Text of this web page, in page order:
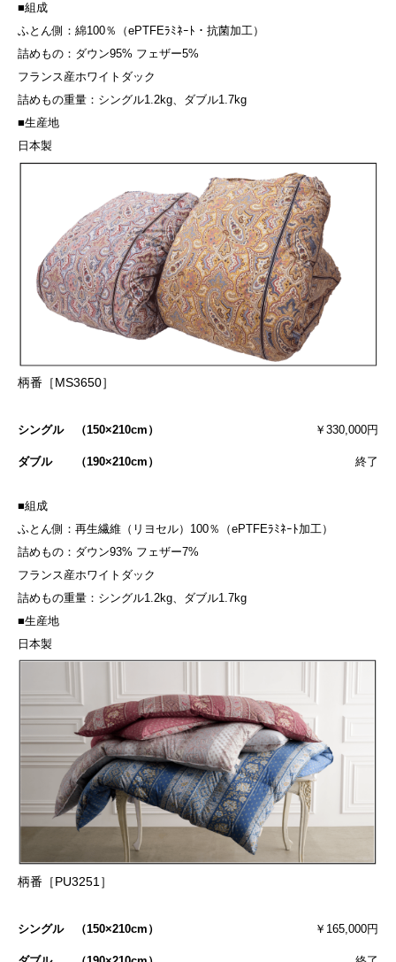
■組成
ふとん側：綿100％（ePTFEﾗﾐﾈｰﾄ・抗菌加工）
詰めもの：ダウン95% フェザー5%
フランス産ホワイトダック
詰めもの重量：シングル1.2kg、ダブル1.7kg
■生産地
日本製
柄番［MS3650］
シングル （150×210cm） ￥330,000円
ダブル （190×210cm） 終了
■組成
ふとん側：再生繊維（リヨセル）100％（ePTFEﾗﾐﾈｰﾄ加工）
詰めもの：ダウン93% フェザー7%
フランス産ホワイトダック
詰めもの重量：シングル1.2kg、ダブル1.7kg
■生産地
日本製
柄番［PU3251］
シングル （150×210cm） ￥165,000円